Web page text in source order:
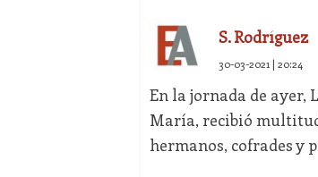
S. Rodríguez
30-03-2021 | 20:24
En la jornada de ayer,
María, recibió
hermanos, cofrades y